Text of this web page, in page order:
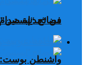
فضائح
واشنطن بوست:
من “مدينة
صحافة عربية